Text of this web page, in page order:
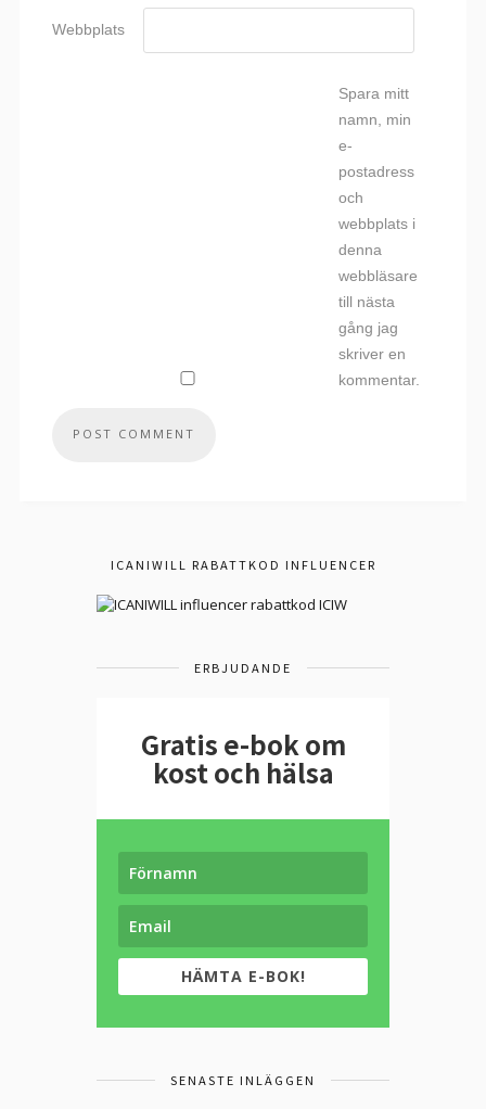
Webbplats
Spara mitt
namn, min
e-
postadress
och
webbplats i
denna
webbläsare
till nästa
gång jag
skriver en
kommentar.
ICANIWILL RABATTKOD INFLUENCER
ERBJUDANDE
Gratis e-bok om
kost och hälsa
HÄMTA E-BOK!
SENASTE INLÄGGEN